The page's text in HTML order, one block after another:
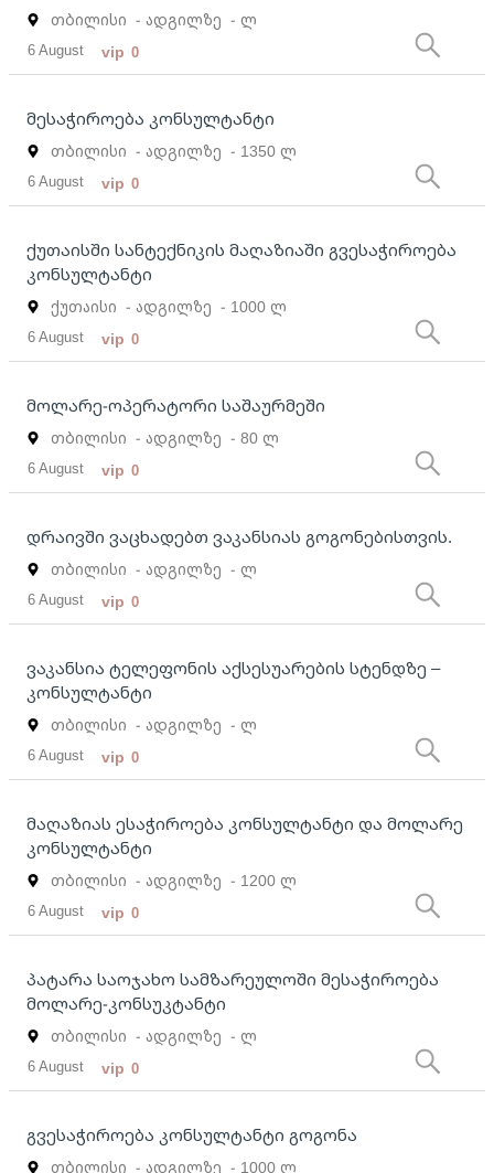
თბილისი - ადგილზე - ლ
6 August vip 0
მესაჭიროება კონსულტანტი
თბილისი - ადგილზე - 1350 ლ
6 August vip 0
ქუთაისში სანტექნიკის მაღაზიაში გვესაჭიროება
კონსულტანტი
ქუთაისი - ადგილზე - 1000 ლ
6 August vip 0
მოლარე-ოპერატორი საშაურმეში
თბილისი - ადგილზე - 80 ლ
6 August vip 0
დრაივში ვაცხადებთ ვაკანსიას გოგონებისთვის.
თბილისი - ადგილზე - ლ
6 August vip 0
ვაკანსია ტელეფონის აქსესუარების სტენდზე –
კონსულტანტი
თბილისი - ადგილზე - ლ
6 August vip 0
მაღაზიას ესაჭიროება კონსულტანტი და მოლარე
კონსულტანტი
თბილისი - ადგილზე - 1200 ლ
6 August vip 0
პატარა საოჯახო სამზარეულოში მესაჭიროება
მოლარე-კონსუკტანტი
თბილისი - ადგილზე - ლ
6 August vip 0
გვესაჭიროება კონსულტანტი გოგონა
თბილისი - ადგილზე - 1000 ლ